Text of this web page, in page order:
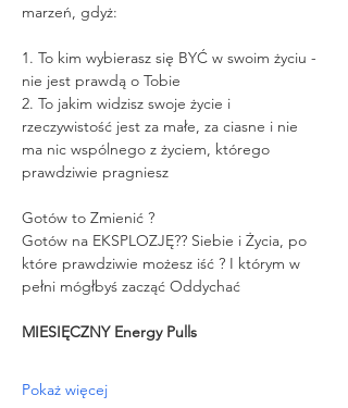
marzeń, gdyż:
1. To kim wybierasz się BYĆ w swoim życiu -
nie jest prawdą o Tobie
2. To jakim widzisz swoje życie i
rzeczywistość jest za małe, za ciasne i nie
ma nic wspólnego z życiem, którego
prawdziwie pragniesz
Gotów to Zmienić ?
Gotów na EKSPLOZJĘ?? Siebie i Życia, po
które prawdziwie możesz iść ? I którym w
pełni mógłbyś zacząć Oddychać
MIESIĘCZNY Energy Pulls
Pokaż więcej